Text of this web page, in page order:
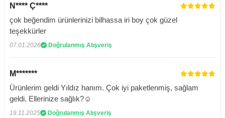
N**** Ç****
çok beğendim ürünlerinizi bilhassa iri boy çok güzel
teşekkürler
07.01.2026 Doğrulanmış Alışveriş
M*******
Ürünlerim geldi Yıldız hanım. Çok iyi paketlenmiş, sağlam
geldi. Ellerinize sağlık?☺️
19.11.2025 Doğrulanmış Alışveriş